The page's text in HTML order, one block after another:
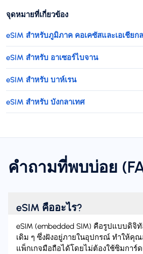
จุดหมายที่เกี่ยวข้อง
eSIM สำหรับภูมิภาค คอเคซัสและเอเชียก
eSIM สำหรับ อาเซอร์ไบจาน
eSIM สำหรับ บาห์เรน
eSIM สำหรับ บังกลาเทศ
คำถามที่พบบ่อย
eSIM คืออะไร?
eSIM (embedded SIM) คือรูปแบบดิจิ
เดิม ๆ ซึ่งฝังอยู่ภายในอุปกรณ์ ทำให้คุณ
แพ็กเกจมือถือได้โดยไม่ต้องใช้ซิมการ์